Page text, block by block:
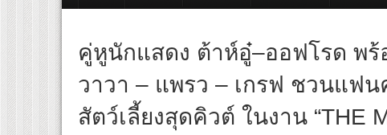
คู่หูนักแสดง ต้าห์อู๋–ออฟโรด พร้
วาวา – แพรว – เกรฟ ชวนแฟ
สัตว์เลี้ยงสุดคิวต์ ในงาน “THE